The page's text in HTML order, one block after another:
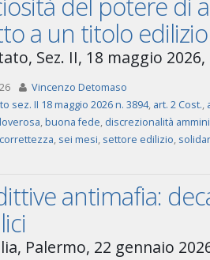
a un titolo
Sez. II, 18 maggio 2026,
Vincenzo Detomaso
sez. II 18 maggio 2026 n. 3894, art. 2 Cost.,
,buona fede, discrezionalità
, sei mesi, settore edilizio,
antimafia:
Palermo, 22 gennaio